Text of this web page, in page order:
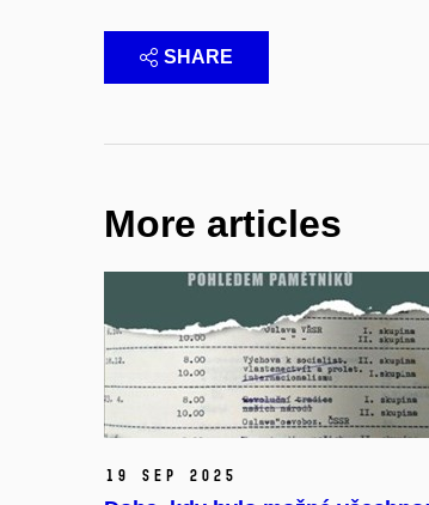
SHARE
More articles
19 Sep 2025